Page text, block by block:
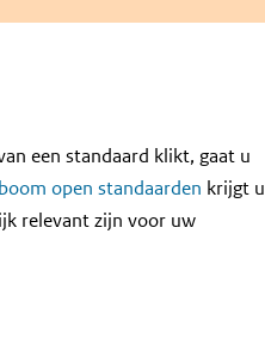
een standaard klikt, gaat u
open standaarden krijgt u
relevant zijn voor uw